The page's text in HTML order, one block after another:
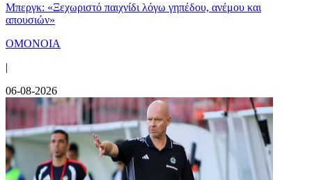
Μπεργκ: «Ξεχωριστό παιχνίδι λόγω γηπέδου, ανέμου και
απουσιών»
ΟΜΟΝΟΙΑ
|
06-08-2026